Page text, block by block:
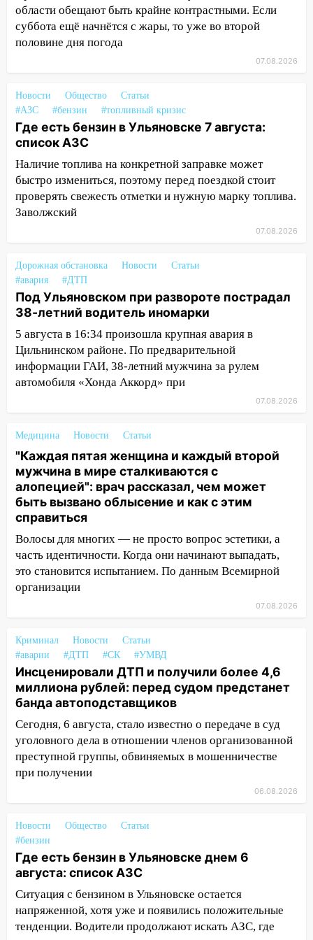
матч «Волги» под открытым небом
16:12 В Ульяновском госуниверситете
разработают отечественный прибор для
15:47
Ульяновцы могут вернуть деньги
за абонементы закрывшегося фитнес-
клуба «Рекорд-Fitness»
прокуратуры в селах Ульяновской
области привели в порядок детские
площадки
15:08 В Кузоватово после прокурорской
проверки обновили разметку на
пешеходных переходах
На проспекте Гая в Ульяновске
запретили остановку автомобилей на
50-метровом участке
14:22 В Новом городе 8 августа пройдет
большой фестиваль «Наше время» с
14:04 Жару смоет ливнями: прогноз
погоды в Ульяновской области на
выходные 8-9 августа
13:30 В Ульяновске транспортные
полицейские проведут акцию «Час
пассажира»
13:20 В Ульяновске за один день
обокрали женщину на пляже и
подростка в сквере
выбросил из машины страйкбольную
гранату: его задержали
12:34 На Ульяновскую область
надвигается сильнейшая непогода: град
и шквал до 27 м/с
12:31 Ульяновец хотел купить иномарку
из Европы и потерял 760 тысяч рублей
12:20 В Чердаклинском районе
12:00
Где есть бензин в Ульяновске 7
августа: список АЗС
11:50 Заснул рядом с ребёнком и
случайно задушил его: суд вынес
приговор
11:38 В Ленинском районе пожар
области обещают быть крайне контрастными. Если
суббота ещё начнётся с жары, то уже во второй
половине дня погода
07.08.2026
Новости Общество
Статьи
#АЗС
#бензин #топливный кризис
Где есть бензин в Ульяновске 7 августа:
список АЗС
Наличие топлива на конкретной заправке может
быстро измениться, поэтому перед поездкой стоит
проверять свежесть отметки и нужную марку топлива.
Заволжский
07.08.2026
Дорожная обстановка Новости
Статьи
#авария
#ДТП
Под Ульяновском при развороте пострадал
38-летний водитель иномарки
5 августа в 16:34 произошла крупная авария в
Цильнинском районе. По предварительной
информации ГАИ, 38-летний мужчина за рулем
автомобиля «Хонда Аккорд» при
07.08.2026
Медицина Новости Статьи
"Каждая пятая женщина и каждый второй
мужчина в мире сталкиваются с
алопецией": врач рассказал, чем может
быть вызвано облысение и как с этим
справиться
Волосы для многих — не просто вопрос эстетики, а
часть идентичности. Когда они начинают выпадать,
это становится испытанием. По данным Всемирной
организации
07.08.2026
Криминал Новости
Статьи
#аварии
#ДТП #СК #УМВД
Инсценировали ДТП и получили более 4,6
миллиона рублей: перед судом предстанет
банда автоподставщиков
Сегодня, 6 августа, стало известно о передаче в суд
уголовного дела в отношении членов организованной
преступной группы, обвиняемых в мошенничестве
при получении
06.08.2026
Новости Общество
Статьи
#бензин
Где есть бензин в Ульяновске днем 6
августа: список АЗС
Ситуация с бензином в Ульяновске остается
напряженной, хотя уже и появились положительные
тенденции. Водители продолжают искать АЗС, где